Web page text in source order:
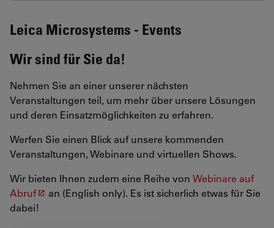
Leica Microsystems - Events
Wir sind für Sie da!
Nehmen Sie an einer unserer nächsten
Veranstaltungen teil, um mehr über unsere Lösungen
und deren Einsatzmöglichkeiten zu erfahren.
Werfen Sie einen Blick auf unsere kommenden
Veranstaltungen, Webinare und virtuellen Shows.
Wir bieten Ihnen zudem eine Reihe von Webinare auf
Abruf
an (English only). Es ist sicherlich etwas für Sie
dabei!